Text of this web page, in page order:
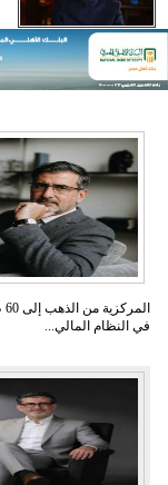
في النظام المالي...